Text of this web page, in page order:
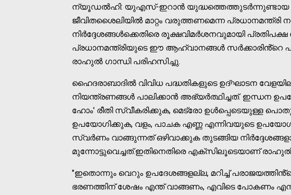
ന്യൂഡൽഹി: യുഎസ്-ഇറാൻ യുദ്ധത്തെത്തുടർന്നുണ്ടായ
ജീവിതശൈലിയിൽ മാറ്റം വരുത്തണമെന്ന പ്രധാനമന്ത്രി
നിർദ്ദേശങ്ങൾക്കെതിരെ രൂക്ഷവിമർശനവുമായി
പ്രധാനമന്ത്രിയുടെ ഈ ആഹ്വാനങ്ങൾ സർക്കാരിൻ്റെ
രാഹുൽ ഗാന്ധി പരിഹസിച്ചു.
ഹൈദരാബാദിൽ വിവിധ പദ്ധതികളുടെ ഉദ്ഘാടന
നിയന്ത്രണങ്ങൾ പാലിക്കാൻ അഭ്യർത്ഥിച്ചത്. ഇന്ധന
ഹോം' രീതി സ്വീകരിക്കുക, മെട്രോ ഉൾപ്പെടെയുള്ള
ഉപയോഗിക്കുക, വളം, പാചക എണ്ണ എന്നിവയുടെ
സ്വർണം വാങ്ങുന്നത് ഒഴിവാക്കുക തുടങ്ങിയ
മുന്നോട്ടുവെച്ചത്.ഇതിനെതിരെ എക്സിലൂടെയാണ് രാഹുൽ
"ഇതൊന്നും വെറും ഉപദേശങ്ങളല്ല, മറിച്ച്
ഭരണത്തിന് ശേഷം എന്ത് വാങ്ങണം, എവിടെ പോകണം